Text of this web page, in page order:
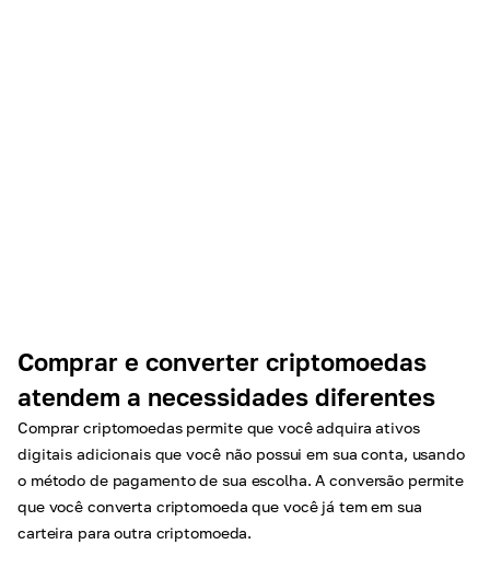
Comprar e converter criptomoedas
atendem a necessidades diferentes
Comprar criptomoedas permite que você adquira ativos
digitais adicionais que você não possui em sua conta, usando
o método de pagamento de sua escolha. A conversão permite
que você converta criptomoeda que você já tem em sua
carteira para outra criptomoeda.